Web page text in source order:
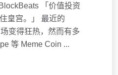
「价值投资
皇宫。」 最近的
变得狂热，然而有多
等 Meme Coin ...